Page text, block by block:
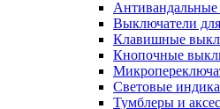
Антивандальные
Выключатели
Клавишные
Кнопочные
Световые
Тумблеры и